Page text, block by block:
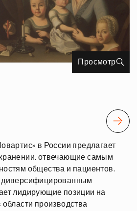
Просмотр
в России предлагает
отвечающие самым
общества и пациентов.
диверсифицированным
лидирующие позиции на
производства